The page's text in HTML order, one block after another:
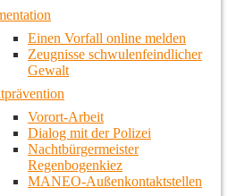
Einen Vorfall online melden
Zeugnisse schwulenfeindlicher
Gewalt
Vorort-Arbeit
Dialog mit der Polizei
Nachtbürgermeister
Regenbogenkiez
MANEO-Außenkontaktstellen